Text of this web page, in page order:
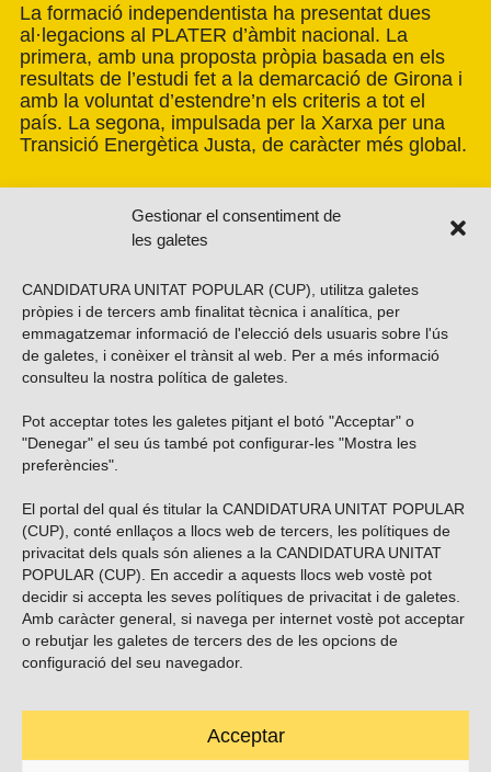
Gestionar el consentiment de
les galetes
CANDIDATURA UNITAT POPULAR (CUP), utilitza galetes
pròpies i de tercers amb finalitat tècnica i analítica, per
emmagatzemar informació de l'elecció dels usuaris sobre l'ús
de galetes, i conèixer el trànsit al web. Per a més informació
consulteu la nostra política de galetes
Pot acceptar totes les galetes pitjant el botó "Acceptar" o
"Denegar" el seu ús també pot configurar-les "Mostra les
preferències".
El portal del qual és titular la CANDIDATURA UNITAT POPULAR
(CUP), conté enllaços a llocs web de tercers, les polítiques de
privacitat dels quals són alienes a la CANDIDATURA UNITAT
POPULAR (CUP). En accedir a aquests llocs web vostè pot
decidir si accepta les seves polítiques de privacitat i de galetes.
Amb caràcter general, si navega per internet vostè pot acceptar
o rebutjar les galetes de tercers des de les opcions de
configuració del seu navegador.
Acceptar
La formació independentista ha presentat dues
al·legacions al PLATER d’àmbit nacional. La
primera, amb una proposta pròpia basada en els
resultats de l’estudi fet a la demarcació de Girona i
amb la voluntat d’estendre’n els criteris a tot el
país. La segona, impulsada per la Xarxa per una
Transició Energètica Justa, de caràcter més global.
Vols subscriure’t al nostre butlletí?
ENVIAR
Troba’ns a les xarxes socials
Carrer Casp 180 (baixos), Barcelona.